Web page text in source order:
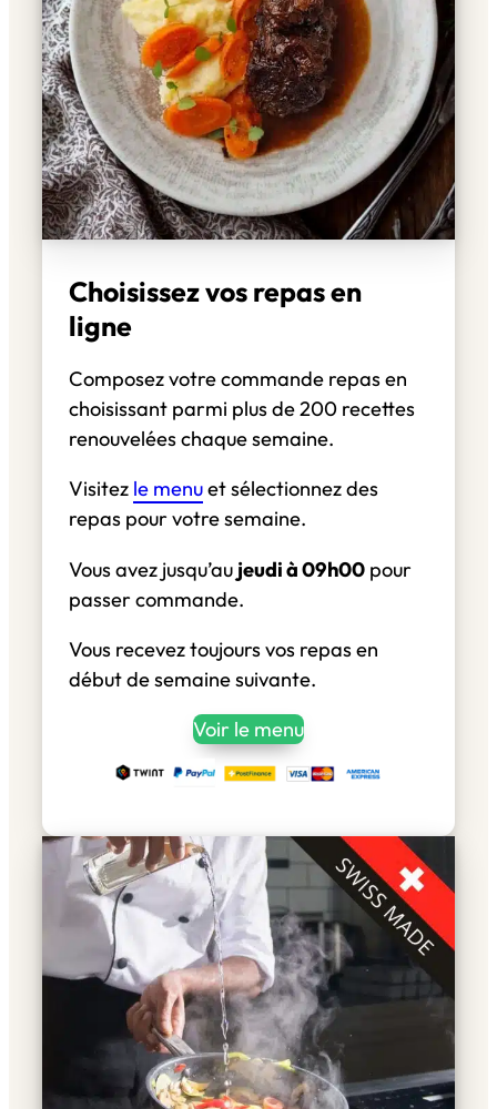
Choisissez vos repas en
ligne
Composez votre commande repas en
choisissant parmi plus de 200 recettes
renouvelées chaque semaine.
Visitez le menuet sélectionnez des
repas pour votre semaine.
Vous avez jusqu’au jeudi à 09h00 pour
passer commande.
Vous recevez toujours vos repas en
début de semaine suivante.
Voir le menu